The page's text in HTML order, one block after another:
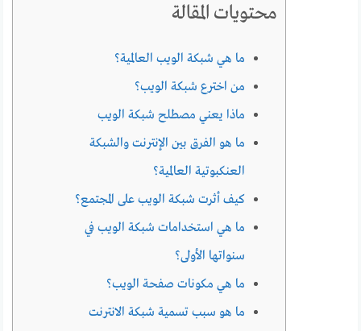
محتويات المقالة
ما هي شبكة الويب العالمية؟
من اخترع شبكة الويب؟
ماذا يعني مصطلح شبكة الويب
ما هو الفرق بين الإنترنت والشبكة
العنكبوتية العالمية؟
كيف أثرت شبكة الويب على المجتمع؟
ما هي استخدامات شبكة الويب في
سنواتها الأولى؟
ما هي مكونات صفحة الويب؟
ما هو سبب تسمية شبكة الانترنت